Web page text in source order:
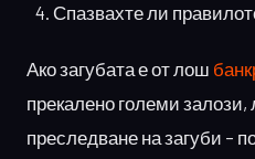
Спазвахте ли
Ако загубата е от лош
прекалено големи
преследване на загуби –